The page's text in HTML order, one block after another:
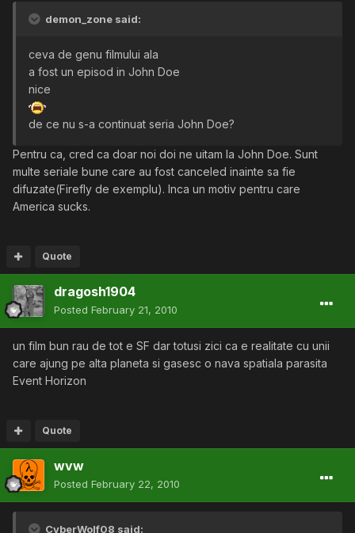
demon_zone said:
ceva de genu filmului ala
a fost un episod in John Doe
nice
de ce nu s-a continuat seria John Doe?
Pentru ca, cred ca doar noi doi ne uitam la John Doe. Sunt
multe seriale bune care au fost canceled inainte sa fie
difuzate(Firefly de exemplu). Inca un motiv pentru care
America sucks.
Quote
dragosh1904
Posted February 21, 2010
un film bun rau de tot e SF dar totusi zici ca e realitate cu unii
care ajung pe alta planeta si gasesc o nava spatiala parasita
Event Horizon
Quote
wvw
Posted February 22, 2010
CyberWolf08 said: